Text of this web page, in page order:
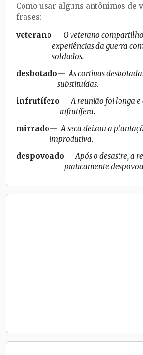
Como usar alguns antônimos de
frases:
veterano
O veterano
experiências da guerra
soldados.
desbotado
As cortinas
substituídas.
infrutífero
A reunião foi longa
infrutífera.
mirrado
A seca deixou a
improdutiva.
despovoado
Após o desastre, a
praticamente